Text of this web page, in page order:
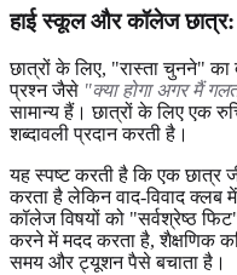
हाई स्कूल और कॉलेज छात्र:
छात्रों के लिए, "रास्ता चुनने"
प्रश्न जैसे "क्या होगा अगर मैं
सामान्य हैं। छात्रों के लिए एक
शब्दावली प्रदान करती है।
यह स्पष्ट करती है कि एक छात्र
करता है लेकिन वाद-विवाद क्लब
कॉलेज विषयों को "सर्वश्रेष्ठ
करने में मदद करता है, शैक्षणिक
समय और ट्यूशन पैसे बचाता है।